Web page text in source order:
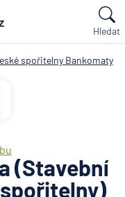
Hledat
spořitelny Bankomaty
(Stavební